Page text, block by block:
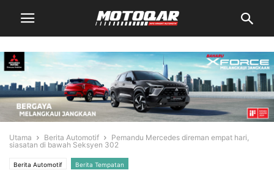
Utama Berita Automotif
Pemandu Mercedes direman empat hari,
siasatan di bawah Seksyen 302
Berita Automotif Berita Tempatan